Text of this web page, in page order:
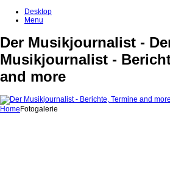
Desktop
Menu
Der Musikjournalist -
Musikjournalist -
and more
Home Fotogalerie